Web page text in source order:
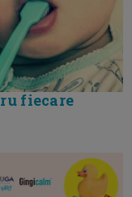
fiecare